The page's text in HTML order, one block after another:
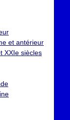
et antérieur
XXIe siècles